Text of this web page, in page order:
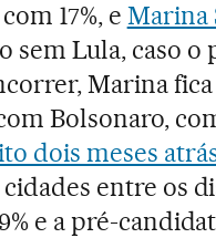
17%, e Marina
sem Lula, caso o
Marina
Bolsonaro,
dois meses
entre os
e a pré-